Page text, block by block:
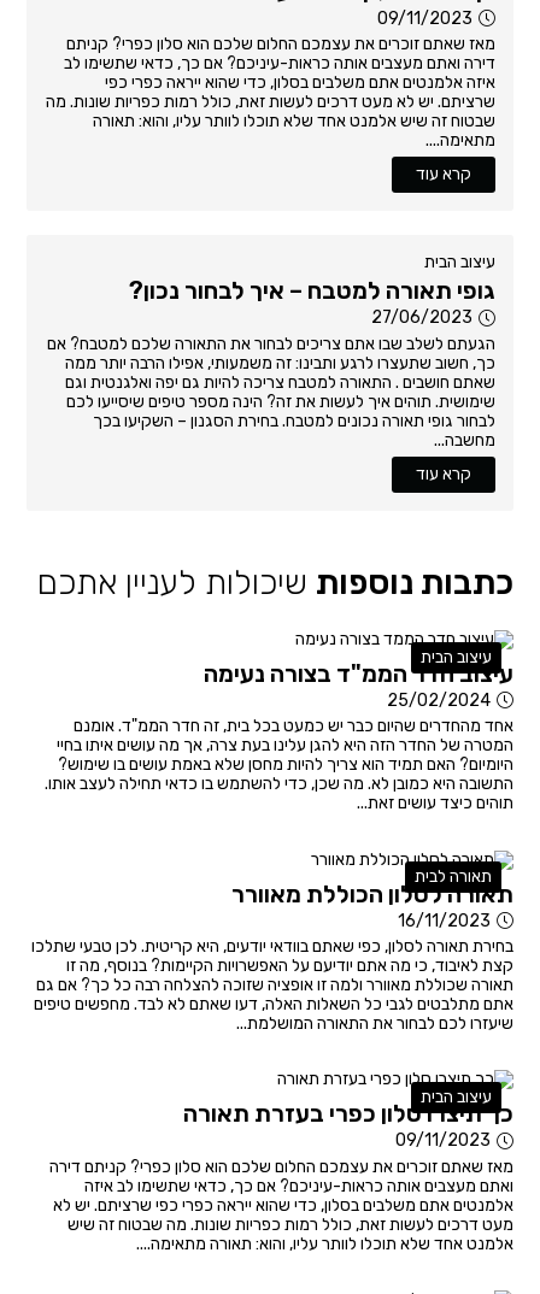
09/11/2023
מאז שאתם זוכרים את עצמכם החלום שלכם הוא סלון כפרי? קניתם
דירה ואתם מעצבים אותה כראות-עיניכם? אם כך, כדאי שתשימו לב
איזה אלמנטים אתם משלבים בסלון, כדי שהוא ייראה כפרי כפי
שרציתם. יש לא מעט דרכים לעשות זאת, כולל רמות כפריות שונות. מה
שבטוח זה שיש אלמנט אחד שלא תוכלו לוותר עליו, והוא: תאורה
מתאימה....
קרא עוד
עיצוב הבית
גופי תאורה למטבח – איך לבחור נכון?
27/06/2023
הגעתם לשלב שבו אתם צריכים לבחור את התאורה שלכם למטבח? אם
כך, חשוב שתעצרו לרגע ותבינו: זה משמעותי, אפילו הרבה יותר ממה
שאתם חושבים . התאורה למטבח צריכה להיות גם יפה ואלגנטית וגם
שימושית. תוהים איך לעשות את זה? הינה מספר טיפים שיסייעו לכם
לבחור גופי תאורה נכונים למטבח. בחירת הסגנון – השקיעו בכך
מחשבה...
קרא עוד
כתבות נוספות שיכולות לעניין אתכם
עיצוב הבית
עיצוב חדר הממ"ד בצורה נעימה
25/02/2024
אחד מהחדרים שהיום כבר יש כמעט בכל בית, זה חדר הממ"ד. אומנם
המטרה של החדר הזה היא להגן עלינו בעת צרה, אך מה עושים איתו בחיי
היומיום? האם תמיד הוא צריך להיות מחסן שלא באמת עושים בו שימוש?
התשובה היא כמובן לא. מה שכן, כדי להשתמש בו כדאי תחילה לעצב אותו.
תוהים כיצד עושים זאת...
תאורה לבית
תאורה לסלון הכוללת מאוורר
16/11/2023
בחירת תאורה לסלון, כפי שאתם בוודאי יודעים, היא קריטית. לכן טבעי שתלכו
קצת לאיבוד, כי מה אתם יודיעם על האפשרויות הקיימות? בנוסף, מה זו
תאורה שכוללת מאוורר ולמה זו אופציה שזוכה להצלחה רבה כל כך? אם גם
אתם מתלבטים לגבי כל השאלות האלה, דעו שאתם לא לבד. מחפשים טיפים
שיעזרו לכם לבחור את התאורה המושלמת...
עיצוב הבית
כך תיצרו סלון כפרי בעזרת תאורה
09/11/2023
מאז שאתם זוכרים את עצמכם החלום שלכם הוא סלון כפרי? קניתם דירה
ואתם מעצבים אותה כראות-עיניכם? אם כך, כדאי שתשימו לב איזה
אלמנטים אתם משלבים בסלון, כדי שהוא ייראה כפרי כפי שרציתם. יש לא
מעט דרכים לעשות זאת, כולל רמות כפריות שונות. מה שבטוח זה שיש
אלמנט אחד שלא תוכלו לוותר עליו, והוא: תאורה מתאימה....